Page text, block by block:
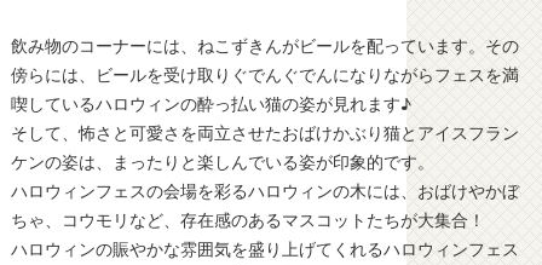
飲み物のコーナーには、ねこずきんがビールを配っています。その
傍らには、ビールを受け取りぐでんぐでんになりながらフェスを満
喫しているハロウィンの酔っ払い猫の姿が見れます♪
そして、怖さと可愛さを両立させたおばけかぶり猫とアイスフラン
ケンの姿は、まったりと楽しんでいる姿が印象的です。
ハロウィンフェスの会場を彩るハロウィンの木には、おばけやかぼ
ちゃ、コウモリなど、存在感のあるマスコットたちが大集合！
ハロウィンの賑やかな雰囲気を盛り上げてくれるハロウィンフェス